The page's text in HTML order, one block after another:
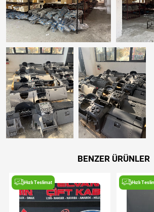
BENZER ÜRÜNLER
Hızlı Teslimat Hızlı